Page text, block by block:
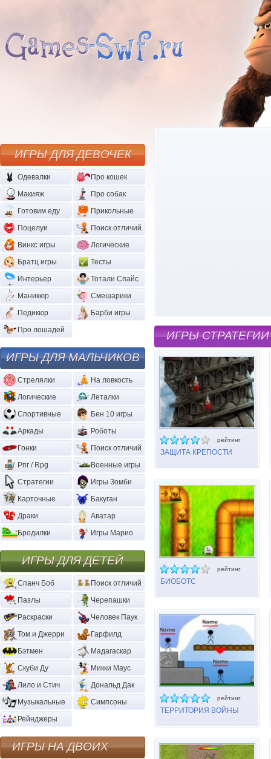
ИГРЫ
рейтинг
ЗАЩИТА КРЕПОСТИ
рейтинг
БИОБОТС
рейтинг
ТЕРРИТОРИЯ ВОЙНЫ
ИГРЫ ДЛЯ ДЕВОЧЕК
Одевалки
Про кошек
Макияж
Про собак
Готовим еду
Прикольные
Поцелуи
Поиск отличий
Винкс игры
Логические
Братц игры
Тесты
Интерьер
Тотали Спайс
Маникюр
Смешарики
Педикюр
Барби игры
Про лошадей
ИГРЫ ДЛЯ МАЛЬЧИКОВ
Стрелялки
На ловкость
Логические
Леталки
Спортивные
Бен 10 игры
Аркады
Роботы
Гонки
Поиск отличий
Рпг / Rpg
Военные игры
Стратегии
Игры Зомби
Карточные
Бакуган
Драки
Аватар
Бродилки
Игры Марио
ИГРЫ ДЛЯ ДЕТЕЙ
Спанч Боб
Поиск отличий
Пазлы
Черепашки
Раскраски
Человек Паук
Том и Джерри
Гарфилд
Бэтмен
Мадагаскар
Скуби Ду
Микки Маус
Лило и Стич
Дональд Дак
Музыкальные
Симпсоны
Рейнджеры
ИГРЫ НА ДВОИХ